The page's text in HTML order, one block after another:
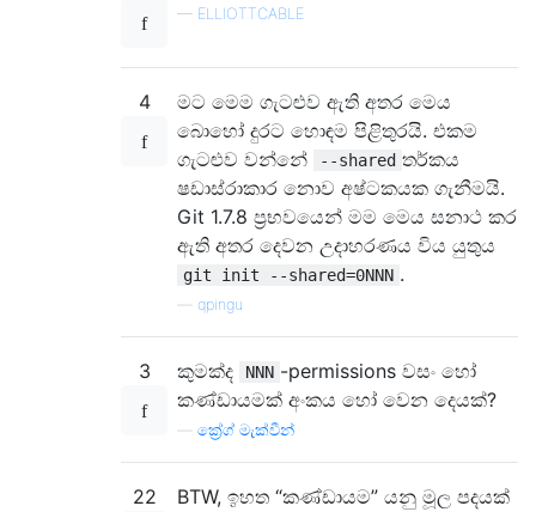
— ELLIOTTCABLE
4
මට මෙම ගැටළුව ඇති අතර මෙය
බොහෝ දුරට හොඳම පිළිතුරයි. එකම
ගැටළුව වන්නේ
--shared තර්කය
ෂඩාස්රාකාර නොව අෂ්ටකයක ගැනීමයි.
Git 1.7.8 ප්‍රභවයෙන් මම මෙය සනාථ කර
ඇති අතර දෙවන උදාහරණය විය යුතුය
git init --shared=0NNN .
qpingu
3 කුමක්ද NNN -permissions වසං හෝ
කණ්ඩායමක් අංකය හෝ වෙන දෙයක්?
ක්‍රේග් මැක්වීන්
22
BTW, ඉහත “කණ්ඩායම” යනු මූල පදයක්